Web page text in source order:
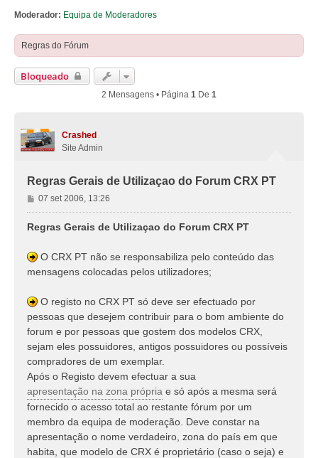
Moderador: Equipa de Moderadores
Regras do Fórum
Bloqueado
2 Mensagens • Página 1 De 1
Crashed
Site Admin
Regras Gerais de Utilizaçao do Forum CRX PT
M
e
g
e
07 set 2006, 13:26
Regras Gerais de Utilizaçao do Forum CRX PT
O CRX PT não se responsabiliza pelo conteúdo das
mensagens colocadas pelos utilizadores;
O registo no CRX PT só deve ser efectuado por
pessoas que desejem contribuir para o bom ambiente do
forum e por pessoas que gostem dos modelos CRX,
sejam eles possuidores, antigos possuidores ou possíveis
compradores de um exemplar.
Após o Registo devem efectuar a sua
apresentação na zona própria e só após a mesma será
fornecido o acesso total ao restante fórum por um
membro da equipa de moderação. Deve constar na
apresentação o nome verdadeiro, zona do país em que
habita, que modelo de CRX é proprietário (caso o seja) e